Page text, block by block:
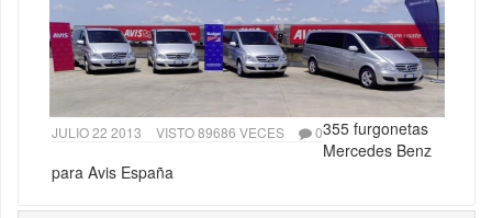
JULIO 22 2013 VISTO 89686 VECES 0355 furgonetas
Mercedes Benz
para Avis España